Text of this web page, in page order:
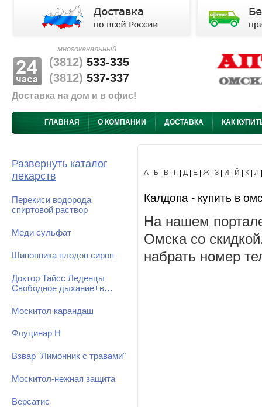
многоканальный
(3812) 533-335
(3812) 537-337
Доставка на дом и в офис!
ГЛАВНАЯ О КОМПАНИИ ДОСТАВКА КАК
Развернуть каталог
лекарств
Перекиси водорода
спиртовой раствор
Меди сульфат
Шиповника плодов сироп
Доктор Тайсс Леденцы
Свободное дыхание+в…
Москитол карандаш
Флуцинар Н
Взвар "Лимонник с травами"
Москитол-нежная защита
Версатис
А Б В Г Д Е Ж З И Й К Л
Калдопа - купить в
На нашем
Омска со
набрать номер